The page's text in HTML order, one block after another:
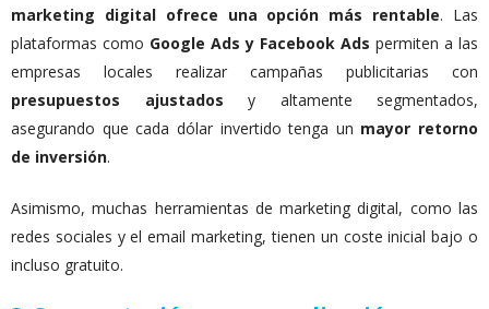
marketing digital ofrece una opción más rentable. Las
plataformas como Google Ads y Facebook Ads permiten a las
empresas locales realizar campañas publicitarias con
presupuestos ajustados y altamente segmentados,
asegurando que cada dólar invertido tenga un mayor retorno
de inversión.
Asimismo, muchas herramientas de marketing digital, como las
redes sociales y el email marketing, tienen un coste inicial bajo o
incluso gratuito.